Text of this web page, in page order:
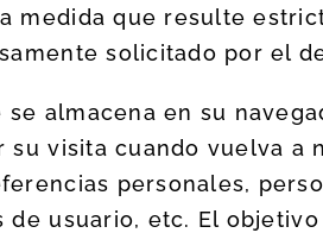
medida que resulte
solicitado por el
almacena en su
visita cuando vuelva a
personales,
usuario, etc. El